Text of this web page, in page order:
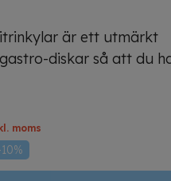
är ett utmärkt
diskar så att du
moms